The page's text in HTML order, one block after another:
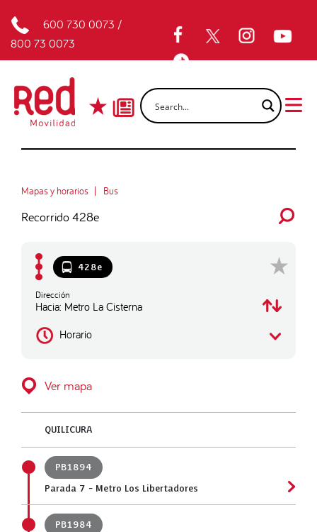
600 730 0073 /
800 73 0073
Mapas y horarios Bus
Recorrido 428e
428e
Dirección
Hacia: Metro La Cisterna
Horario
Ver mapa
QUILICURA
PB1894
Parada 7 - Metro Los Libertadores
PB1984